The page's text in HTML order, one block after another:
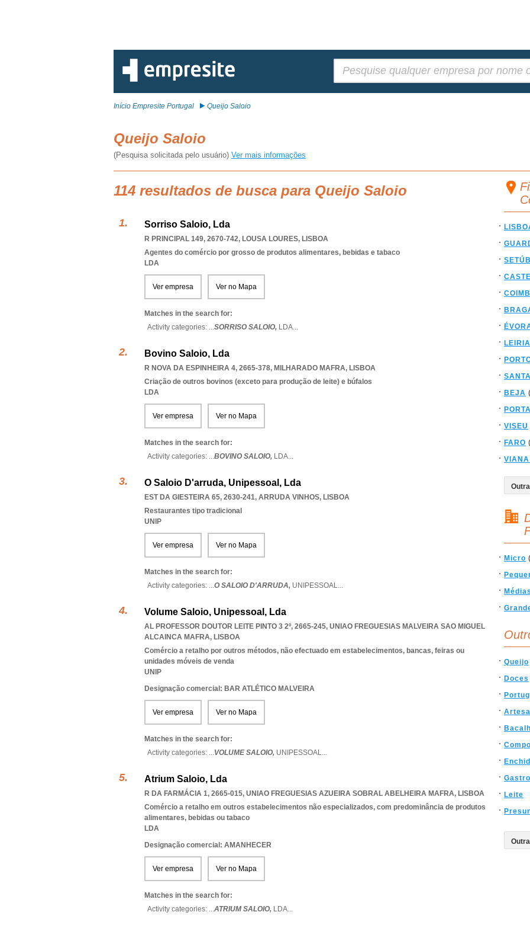
Início Empresite Portugal Queijo Saloio
Queijo Saloio
(Pesquisa solicitada pelo usuário) Ver mais informações
114 resultados de busca para Queijo Saloio
Sorriso Saloio, Lda
R PRINCIPAL 149, 2670-742, LOUSA LOURES, LISBOA
Agentes do comércio por grosso de produtos alimentares, bebidas e tabaco
LDA
Ver empresa Ver no Mapa
Matches in the search for:
Activity categories: ...SORRISO SALOIO, LDA...
Bovino Saloio, Lda
R NOVA DA ESPINHEIRA 4, 2665-378, MILHARADO MAFRA, LISBOA
Criação de outros bovinos (exceto para produção de leite) e búfalos
LDA
Ver empresa Ver no Mapa
Matches in the search for:
Activity categories: ...BOVINO SALOIO, LDA...
O Saloio D'arruda, Unipessoal, Lda
EST DA GIESTEIRA 65, 2630-241, ARRUDA VINHOS, LISBOA
Restaurantes tipo tradicional
UNIP
Ver empresa Ver no Mapa
Matches in the search for:
Activity categories: ...O SALOIO D'ARRUDA, UNIPESSOAL...
Volume Saloio, Unipessoal, Lda
AL PROFESSOR DOUTOR LEITE PINTO 3 2º, 2665-245, UNIAO FREGUESIAS MALVEIRA SAO MIGUEL
ALCAINCA MAFRA, LISBOA
Comércio a retalho por outros métodos, não efectuado em estabelecimentos, bancas, feiras ou
unidades móveis de venda
UNIP
Designação comercial: BAR ATLÉTICO MALVEIRA
Ver empresa Ver no Mapa
Matches in the search for:
Activity categories: ...VOLUME SALOIO, UNIPESSOAL...
Atrium Saloio, Lda
R DA FARMÁCIA 1, 2665-015, UNIAO FREGUESIAS AZUEIRA SOBRAL ABELHEIRA MAFRA, LISBOA
Comércio a retalho em outros estabelecimentos não especializados, com predominância de produtos
alimentares, bebidas ou tabaco
LDA
Designação comercial: AMANHECER
Ver empresa Ver no Mapa
Matches in the search for:
Activity categories: ...ATRIUM SALOIO, LDA...
LEIRIA
BEJA
VISEU
FARO
Micro
Queijo
Doces
Leite